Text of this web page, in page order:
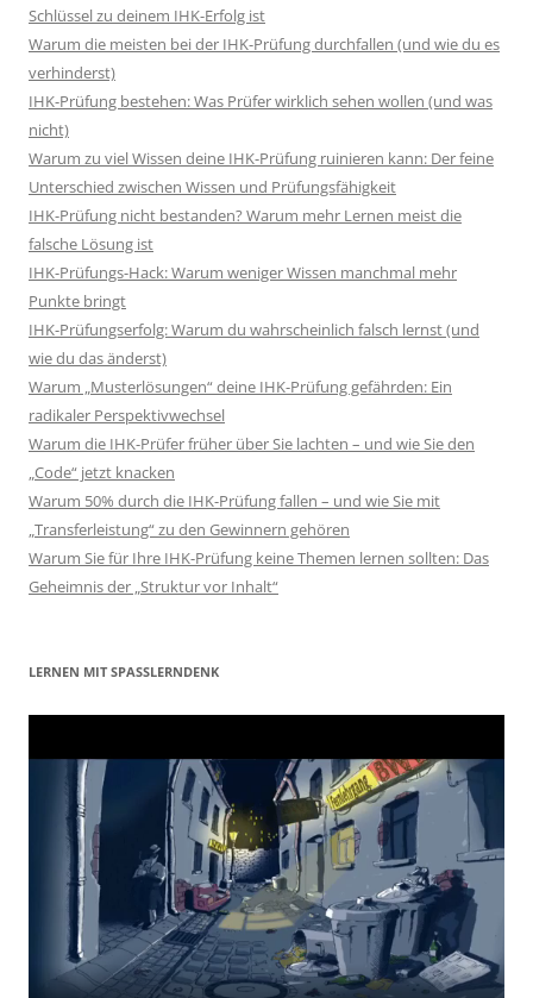
Schlüssel zu deinem IHK-Erfolg ist
Warum die meisten bei der IHK-Prüfung durchfallen (und wie du es
verhinderst)
IHK-Prüfung bestehen: Was Prüfer wirklich sehen wollen (und was
nicht)
Warum zu viel Wissen deine IHK-Prüfung ruinieren kann: Der feine
Unterschied zwischen Wissen und Prüfungsfähigkeit
IHK-Prüfung nicht bestanden? Warum mehr Lernen meist die
falsche Lösung ist
IHK-Prüfungs-Hack: Warum weniger Wissen manchmal mehr
Punkte bringt
IHK-Prüfungserfolg: Warum du wahrscheinlich falsch lernst (und
wie du das änderst)
Warum „Musterlösungen“ deine IHK-Prüfung gefährden: Ein
radikaler Perspektivwechsel
Warum die IHK-Prüfer früher über Sie lachten – und wie Sie den
„Code“ jetzt knacken
Warum 50% durch die IHK-Prüfung fallen – und wie Sie mit
„Transferleistung“ zu den Gewinnern gehören
Warum Sie für Ihre IHK-Prüfung keine Themen lernen sollten: Das
Geheimnis der „Struktur vor Inhalt“
LERNEN MIT SPASSLERNDENK